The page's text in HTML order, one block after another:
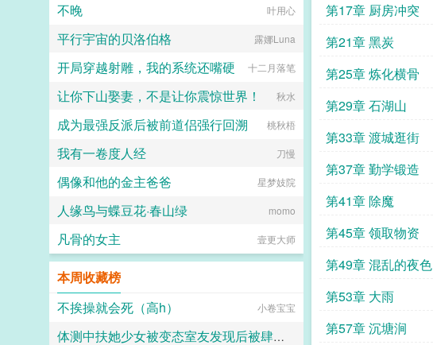
第17章 厨房冲突
第21章 黑炭
第25章 炼化横骨
第29章 石湖山
第33章 渡城逛街
第37章 勤学锻造
第41章 除魔
第45章 领取物资
第49章 混乱的夜色
第53章 大雨
第57章 沉塘涧
又阴暗，他们蛇蝎美丽，他们睚疵必
派系统013上线，绑定号称星际第一
们，让爱女主的反派爱上你，让嫉恨
反派知道人间有爱，这样他就不会搞
听完系统的一通忽悠，愣住了。可是
013听完苏妙容的话也愣住了，应该
妙容一脸热忱，那好！你放心吧，既
定！爱吗，要深刻才有，等她先撅了
毒，几乎所有反派都知道，可是他们
却控制不住自己，心甘情愿低下头祈
求对方那微薄的爱意。哪怕少女明媚
鲜妍的面容吐露出令人难堪的话语，
践踏他们的自尊，踩碎他们的脊梁。
可爱意，依旧生生不息。面容美美心
不晚 叶用心
平行宇宙的贝洛伯格 露娜Luna
开局穿越射雕，我的系统还嘴硬 十二月落笔
让你下山娶妻，不是让你震惊世界！ 秋水
成为最强反派后被前道侣强行回溯 桃秋梧
我有一卷度人经 刀慢
偶像和他的金主爸爸 星梦妓院
人缘鸟与蝶豆花·春山绿 momo
凡骨的女主 壹更大师
本周收藏榜
不挨操就会死（高h）
小卷宝宝
体测中扶她少女被变态室友发现后被肆意玩弄